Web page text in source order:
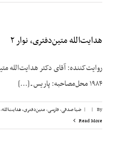
هدایت‌الله متین‌دفتری، نوار ۲
۱۹۸۴ محل‌مصاحبه: پاریس ـ [...]
By
|
| ضیا صدقی,فارسی,متین‌دفتری، هدایت‌الله,
Read More